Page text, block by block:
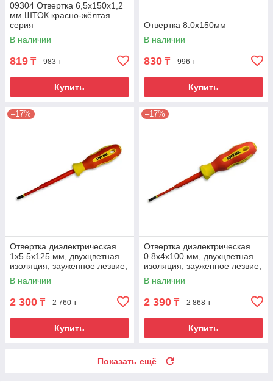
09304 Отвертка 6,5х150х1,2
мм ШТОК красно-жёлтая
серия
В наличии
819 ₸ 983 ₸
Купить
Отвертка 8.0х150мм
В наличии
830 ₸ 996 ₸
Купить
–17%
Отвертка диэлектрическая
1х5.5х125 мм, двухцветная
изоляция, зауженное лезвие,
SHTOK.
В наличии
2 300 ₸ 2 760 ₸
Купить
–17%
Отвертка диэлектрическая
0.8х4х100 мм, двухцветная
изоляция, зауженное лезвие,
SHTOK.
В наличии
2 390 ₸ 2 868 ₸
Купить
Показать ещё